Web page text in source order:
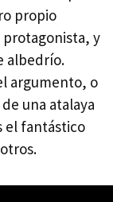
propio
protagonista, y
albedrío.
argumento, o
una atalaya
el fantástico